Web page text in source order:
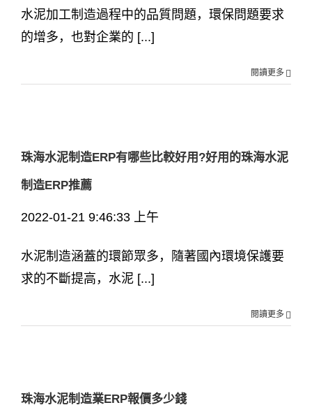
水泥加工制造過程中的品質問題，環保問題要求
的增多，也對企業的 [...]
閱讀更多
珠海水泥制造ERP有哪些比較好用?好用的珠海水泥
制造ERP推薦
2022-01-21 9:46:33 上午
水泥制造涵蓋的環節眾多，隨著國內環境保護要
求的不斷提高，水泥 [...]
閱讀更多
珠海水泥制造業ERP報價多少錢